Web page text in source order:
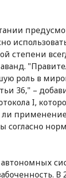
степени
роль в
36," –
I,
ли
согласно
автономных
В